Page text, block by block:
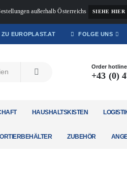
außerhalb Österreichs SIEHE HIER
EUROPLAST.AT FOLGE UNS
Order hotline
+43 (0)
HAUSHALTSKISTEN
ZUBEHÖR